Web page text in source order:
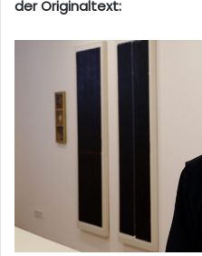
der Originaltext: